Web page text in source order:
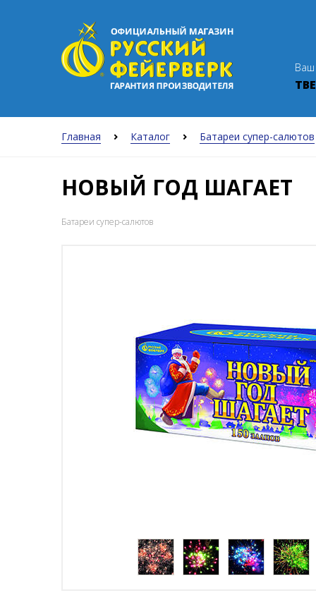
Ваш
Главная Каталог Батареи супер-салютов
НОВЫЙ ГОД ШАГАЕТ
Батареи супер-салютов